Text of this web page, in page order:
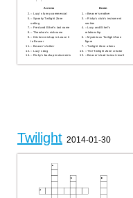
Across
– Lucy’s funny commercial
– Spooky Twilight Zone
setting
– Fred and Ethel’s last name
– Theodore’s nickname
– Kitchen mishap in Leave It
to Beaver
– Beaver’s father
– Lucy’s dog
– Ricky’s backup instruments
Down
– Beaver’s mother
– Ricky’s club’s instrument
section
– Lucy and Ethel’s
relationship
– Mysterious Twilight Zone
figure
– Twilight Zone aliens
– The Twilight Zone creator
– Beaver’s bad haircut result
Twilight 2014-01-30